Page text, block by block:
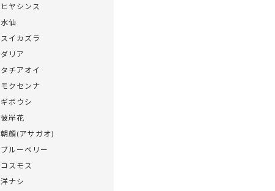
ヒヤシンス
水仙
スイカズラ
ダリア
タチアオイ
モクセンナ
ギボウシ
彼岸花
朝顔(アサガオ)
ブルーベリー
コスモス
洋ナシ